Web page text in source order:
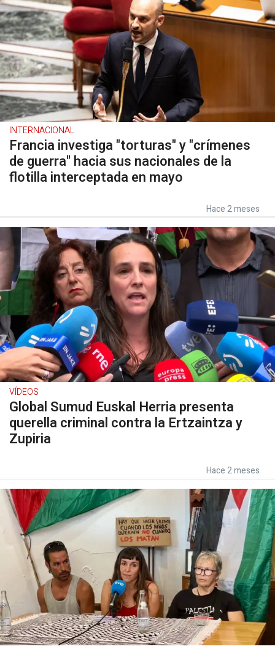
INTERNACIONAL
Francia investiga "torturas" y "crímenes
de guerra" hacia sus nacionales de la
flotilla interceptada en mayo
Hace 2 meses
VÍDEOS
Global Sumud Euskal Herria presenta
querella criminal contra la Ertzaintza y
Zupiria
Hace 2 meses